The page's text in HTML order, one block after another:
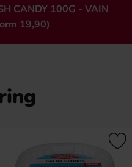
CANDY 100G - VAIN
19,90)